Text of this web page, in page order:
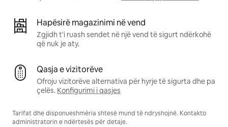
Hapësirë magazinimi në vend
Zgjidh t'i ruash sendet në një vend të sigurt ndërkohë
që nuk je aty.
Qasja e vizitorëve
Ofroju vizitorëve alternativa për hyrje të sigurta dhe pa
çelës. Konfigurimi i qasjes
Tarifat dhe disponueshmëria shtesë mund të ndryshojnë. Kontakto
administratorin e ndërtesës për detaje.